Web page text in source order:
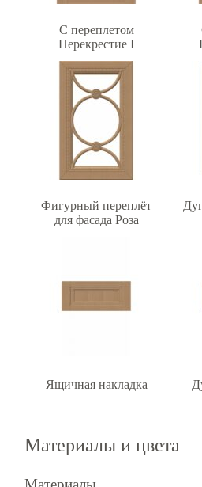
С переплетом
Перекрестие I
Фигурный переплёт
для фасада Роза
Ящичная накладка
Материалы и цвета